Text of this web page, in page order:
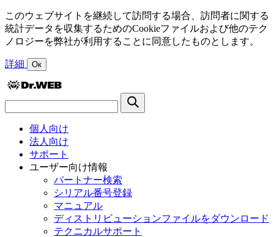
このウェブサイトを継続して訪問する場合、訪問者に関する
統計データを収集するためのCookieファイルおよび他のテク
ノロジーを弊社が利用することに同意したものとします。
詳細 Ок
個人向け
法人向け
サポート
ユーザー向け情報
パートナー検索
シリアル番号登録
マニュアル
ディストリビューションファイルをダウンロード
テクニカルサポート